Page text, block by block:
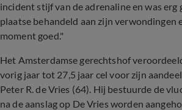
incident stijf van de adrenaline en was erg
plaatse behandeld aan zijn verwondingen
moment goed."
Het Amsterdamse gerechtshof
vorig jaar tot 27,5 jaar cel voor zijn
Peter R. de Vries (64). Hij bestuurde de
na de aanslag op De Vries worden